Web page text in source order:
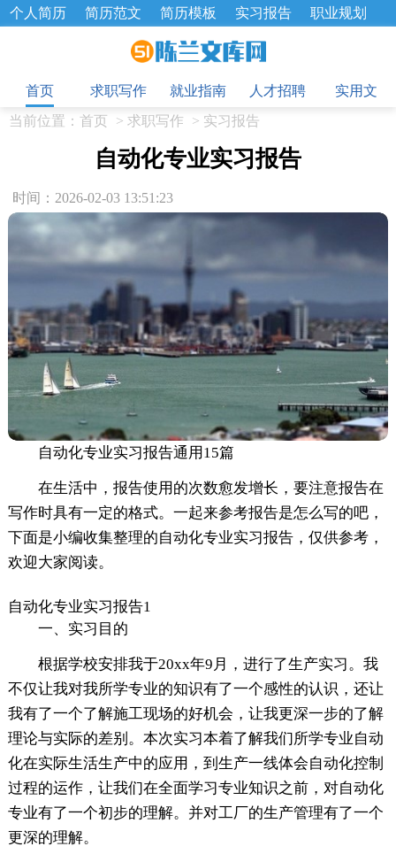
个人简历 简历范文 简历模板 实习报告
职业规划
招聘选拔 绩效考核 企业文化
工作总结
辞职报告
首页
求职写作 就业指南 人才招聘
实用文
当前位置： 首页 > 求职写作 > 实习报告
自动化专业实习报告
时间：2026-02-03 13:51:23
自动化专业实习报告通用15篇
在生活中，报告使用的次数愈发增长，要注意报告在
写作时具有一定的格式。一起来参考报告是怎么写的吧，
下面是小编收集整理的自动化专业实习报告，仅供参考，
欢迎大家阅读。
自动化专业实习报告1
一、实习目的
根据学校安排我于20xx年9月，进行了生产实习。我
不仅让我对我所学专业的知识有了一个感性的认识，还让
我有了一个了解施工现场的好机会，让我更深一步的了解
理论与实际的差别。本次实习本着了解我们所学专业自动
化在实际生活生产中的应用，到生产一线体会自动化控制
过程的运作，让我们在全面学习专业知识之前，对自动化
专业有了一个初步的理解。并对工厂的生产管理有了一个
更深的理解。